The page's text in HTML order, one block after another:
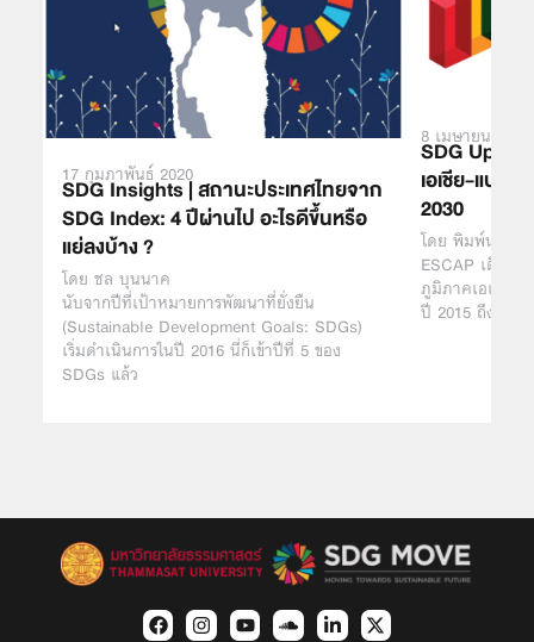
17 กุมภาพันธ์ 2020
SDG Insights | สถานะประเทศไทยจาก
SDG Index: 4 ปีผ่านไป อะไรดีขึ้นหรือ
แย่ลงบ้าง ?
โดย ชล บุนนาค
นับจากปีที่เป้าหมายการพัฒนาที่ยั่งยืน
(Sustainable Development Goals: SDGs)
เริ่มดำเนินการในปี 2016 นี่ก็เข้าปีที่ 5 ของ
SDGs แล้ว
8 เมษายน 2020
SDG
เอเชีย-แปซิ
2030
โดย พิมพ์นารา
ESCAP เตือน
ภูมิภาคเอเชีย-แ
ปี 2015 ถึง